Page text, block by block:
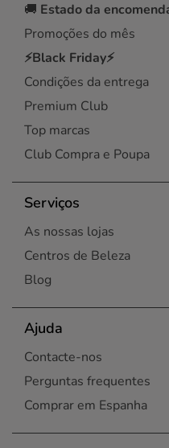
🚚 Estado da
Promoções do mês
⚡Black Friday⚡
Condições da entrega
Premium Club
Top marcas
Club Compra e Poupa
Serviços
As nossas lojas
Centros de Beleza
Blog
Ajuda
Contacte-nos
Perguntas frequentes
Comprar em Espanha